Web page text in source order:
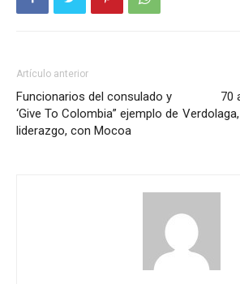
Artículo anterior
Funcionarios del consulado y
‘Give To Colombia” ejemplo de
liderazgo, con Mocoa
70